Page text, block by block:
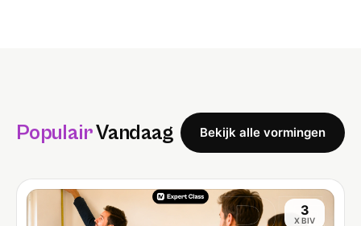
PopulairVandaag Bekijk alle vormingen
3
X BIV